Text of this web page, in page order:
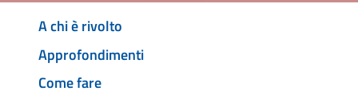
A chi è rivolto
Approfondimenti
Come fare